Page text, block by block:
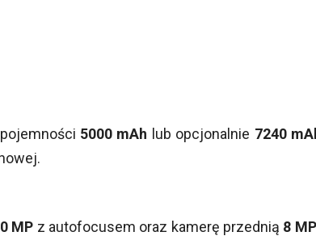
5000 mAh lub opcjonalnie 7240
MP z autofocusem oraz kamerę przednią 8 MP